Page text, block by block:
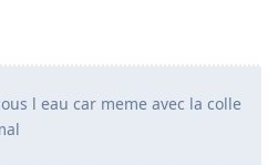
l eau car meme avec la colle